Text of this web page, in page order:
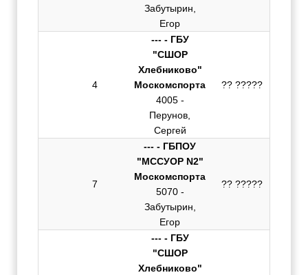
Забутырин,
Егор
4
--- - ГБУ
"СШОР
Хлебниково"
Москомспорта
4005 -
Перунов,
Сергей
?? ?????
7
--- - ГБПОУ
"МССУОР N2"
Москомспорта
5070 -
Забутырин,
Егор
?? ?????
--- - ГБУ
"СШОР
Хлебниково"